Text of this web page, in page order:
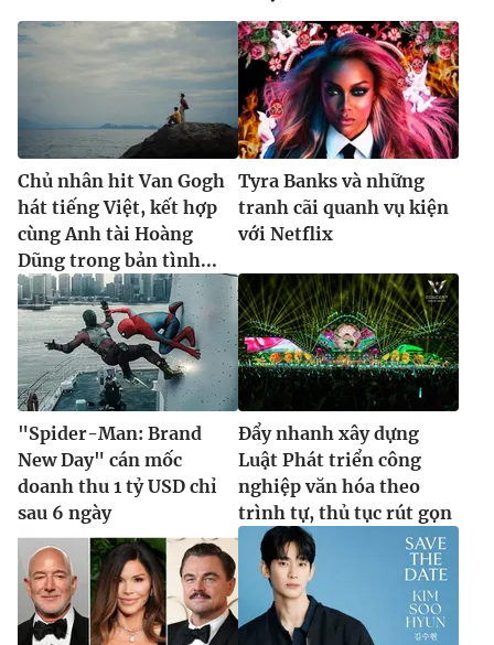
Chủ nhân hit Van Gogh
hát tiếng Việt, kết hợp
cùng Anh tài Hoàng
Dũng trong bản tình...
Tyra Banks và những
tranh cãi quanh vụ kiện
với Netflix
"Spider-Man: Brand
New Day" cán mốc
doanh thu 1 tỷ USD chỉ
sau 6 ngày
Đẩy nhanh xây dựng
Luật Phát triển công
nghiệp văn hóa theo
trình tự, thủ tục rút gọn